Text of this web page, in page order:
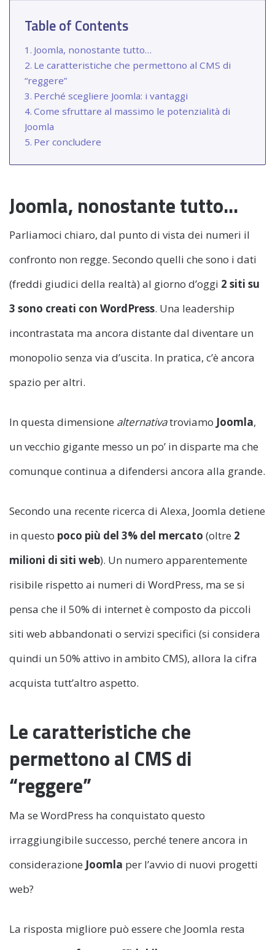
Table of Contents
Joomla, nonostante tutto…
Le caratteristiche che permettono al CMS di
“reggere”
Perché scegliere Joomla: i vantaggi
Come sfruttare al massimo le potenzialità di
Joomla
Per concludere
Joomla, nonostante tutto…
Parliamoci chiaro, dal punto di vista dei numeri il
confronto non regge. Secondo quelli che sono i dati
(freddi giudici della realtà) al giorno d’oggi 2 siti su
3 sono creati con WordPress. Una leadership
incontrastata ma ancora distante dal diventare un
monopolio senza via d’uscita. In pratica, c’è ancora
spazio per altri.
In questa dimensione alternativatroviamo Joomla,
un vecchio gigante messo un po’ in disparte ma che
comunque continua a difendersi ancora alla grande.
Secondo una recente ricerca di Alexa, Joomla detiene
in questo poco più del 3% del mercato (oltre 2
milioni di siti web). Un numero apparentemente
risibile rispetto ai numeri di WordPress, ma se si
pensa che il 50% di internet è composto da piccoli
siti web abbandonati o servizi specifici (si considera
quindi un 50% attivo in ambito CMS), allora la cifra
acquista tutt’altro aspetto.
Le caratteristiche che
permettono al CMS di
“reggere”
Ma se WordPress ha conquistato questo
irraggiungibile successo, perché tenere ancora in
considerazione Joomla per l’avvio di nuovi progetti
web?
La risposta migliore può essere che Joomla resta